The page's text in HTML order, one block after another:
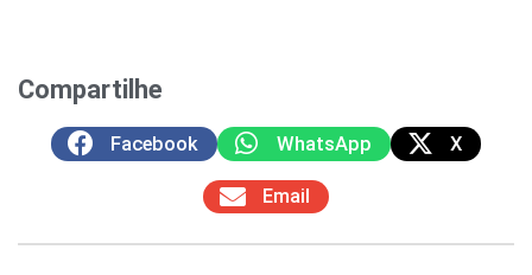
Compartilhe
Facebook WhatsApp X
Email